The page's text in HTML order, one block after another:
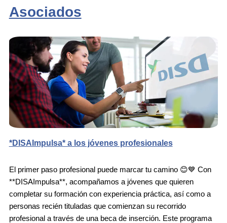
Asociados
*DISAImpulsa* a los jóvenes profesionales
El primer paso profesional puede marcar tu camino 😊💙 Con
**DISAImpulsa**, acompañamos a jóvenes que quieren
completar su formación con experiencia práctica, así como a
personas recién tituladas que comienzan su recorrido
profesional a través de una beca de inserción. Este programa